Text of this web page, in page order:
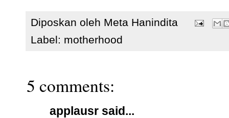
Diposkan oleh Meta Hanindita
Label: motherhood
5 comments:
applausr said...